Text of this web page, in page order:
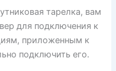
тарелка, вам
для подключения к
приложенным к
подключить его.